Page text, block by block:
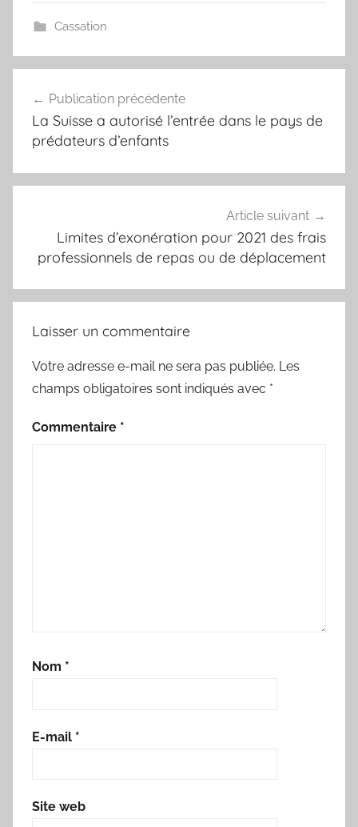
Cassation
de
l’article
Publication précédente
La Suisse a autorisé l’entrée dans le pays de
prédateurs d’enfants
Article suivant
Limites d’exonération pour 2021 des frais
professionnels de repas ou de déplacement
Laisser un commentaire
Votre adresse e-mail ne sera pas publiée. Les
champs obligatoires sont indiqués avec *
Commentaire *
Nom *
E-mail *
Site web